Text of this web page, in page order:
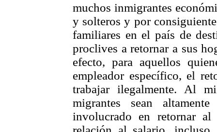
muchos inmigrantes
y solteros y por
familiares en el país de
proclives a retornar a sus
efecto, para aquellos
empleador específico, el
trabajar ilegalmente. Al
migrantes sean
involucrado en retornar